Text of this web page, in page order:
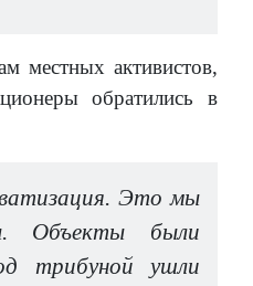
местных активистов,
обратились в
Это мы
Объекты были
трибуной ушли